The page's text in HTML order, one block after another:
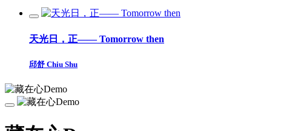
天光日，正—— Tomorrow then
邱舒 Chiu Shu